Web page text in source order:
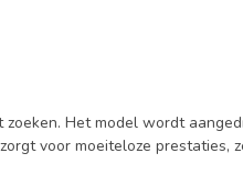
Het model wordt
voor moeiteloze prestaties,